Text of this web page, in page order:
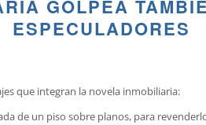
GOLPEA
ESPECULADORES
que integran la novela inmobiliaria:
de un piso sobre planos, para